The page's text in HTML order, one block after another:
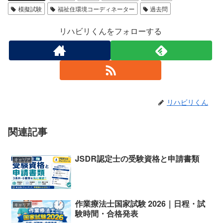
模擬試験
福祉住環境コーディネーター 過去問
リハビリくんをフォローする
リハビリくん
関連記事
キャリア JSDR認定士の受験資格と申請書類
キャリア
作業療法士国家試験 2026｜日程・試
験時間・合格発表